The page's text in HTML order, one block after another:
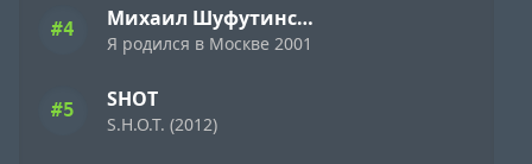
#4 Михаил Шуфутинский
Я родился в Москве 2001
#5 SHOT
S.H.O.T. (2012)